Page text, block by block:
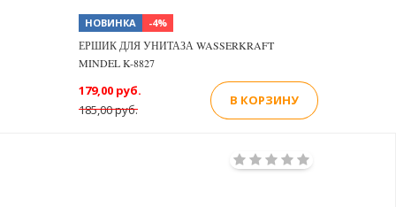
НОВИНКА -4%
ЕРШИК ДЛЯ УНИТАЗА WASSERKRAFT
MINDEL K-8827
185,00 руб.
179,00 руб.
В КОРЗИНУ